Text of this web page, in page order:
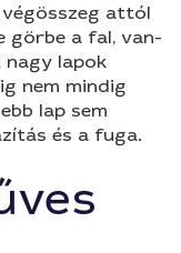
attól
görbe a fal, van-
nagy lapok
nem mindig
lap sem
és a fuga.